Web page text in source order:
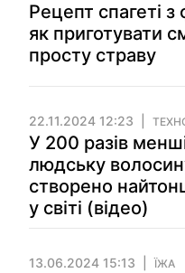
Рецепт спагеті
як приготувати
просту страву
22.11.2024 12:23
У 200 разів
людську
створено
у світі (відео)
13.06.2024 15:13 ЇЖА